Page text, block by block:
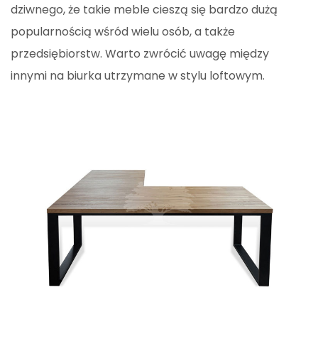
dziwnego, że takie meble cieszą się bardzo dużą
popularnością wśród wielu osób, a także
przedsiębiorstw. Warto zwrócić uwagę między
innymi na biurka utrzymane w stylu loftowym.